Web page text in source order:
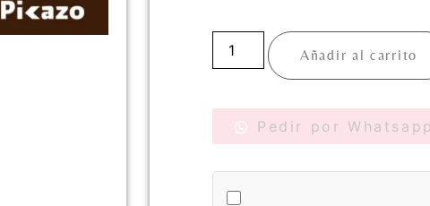
Añadir al carrito
Pedir por